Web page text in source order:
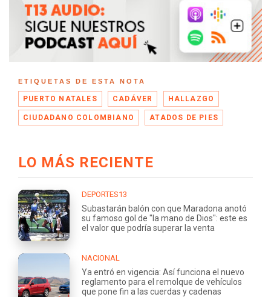
ETIQUETAS DE ESTA NOTA
PUERTO NATALES CADÁVER HALLAZGO
CIUDADANO COLOMBIANO ATADOS DE PIES
LO MÁS RECIENTE
DEPORTES13
Subastarán balón con que Maradona anotó
su famoso gol de "la mano de Dios": este es
el valor que podría superar la venta
NACIONAL
Ya entró en vigencia: Así funciona el nuevo
reglamento para el remolque de vehículos
que pone fin a las cuerdas y cadenas